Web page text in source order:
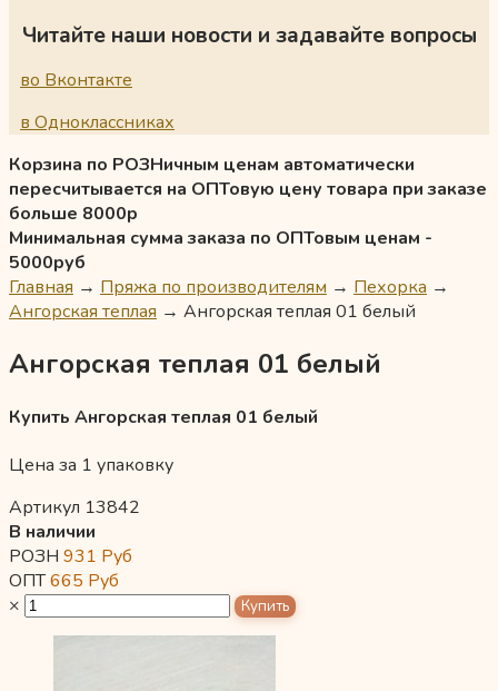
Читайте наши новости и задавайте вопросы
во Вконтакте
в Одноклассниках
Корзина по РОЗНичным ценам автоматически
пересчитывается на ОПТовую цену товара при заказе
больше 8000р
Минимальная сумма заказа по ОПТовым ценам -
5000руб
Главная → Пряжа по производителям → Пехорка →
Ангорская теплая → Ангорская теплая 01 белый
Ангорская теплая 01 белый
Купить Ангорская теплая 01 белый
Цена за 1 упаковку
Артикул 13842
В наличии
РОЗН 931 Руб
ОПТ665 Руб
×